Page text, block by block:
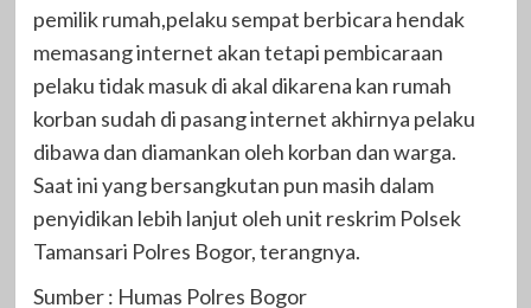
pemilik rumah,pelaku sempat berbicara hendak
memasang internet akan tetapi pembicaraan
pelaku tidak masuk di akal dikarena kan rumah
korban sudah di pasang internet akhirnya pelaku
dibawa dan diamankan oleh korban dan warga.
Saat ini yang bersangkutan pun masih dalam
penyidikan lebih lanjut oleh unit reskrim Polsek
Tamansari Polres Bogor, terangnya.
Sumber : Humas Polres Bogor